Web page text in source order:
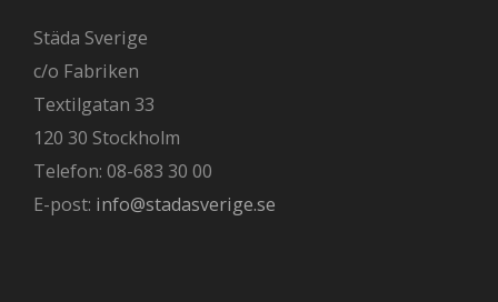
Städa Sverige
c/o Fabriken
Textilgatan 33
120 30 Stockholm
Telefon: 08-683 30 00
E-post: info@stadasverige.se